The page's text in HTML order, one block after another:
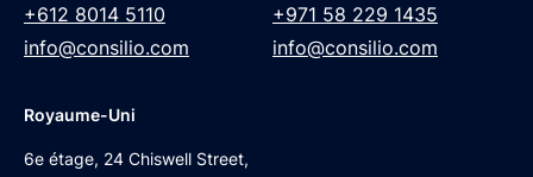
+612 8014 5110
info@consilio.com
+971 58 229 1435
info@consilio.com
Royaume-Uni
6e étage, 24 Chiswell Street,